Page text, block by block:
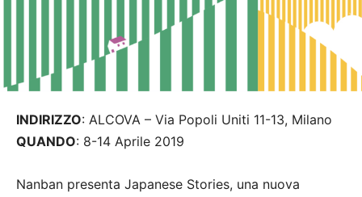
INDIRIZZO: ALCOVA – Via Popoli Uniti 11-13, Milano
QUANDO: 8-14 Aprile 2019
Nanban presenta Japanese Stories, una nuova